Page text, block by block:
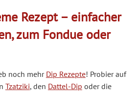
Rezept – einfacher
zum Fondue oder
noch mehr Dip Rezepte! Probier auf
Tzatziki, den Dattel-Dip oder die